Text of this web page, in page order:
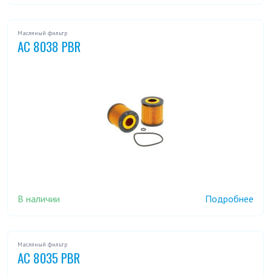
Масляный фильтр
AC 8038 PBR
В наличии Подробнее
Масляный фильтр
AC 8035 PBR